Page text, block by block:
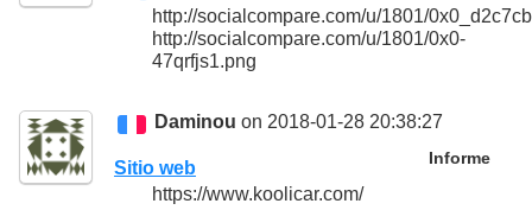
http://socialcompare.com/u/1801/
http://socialcompare.com/u/1801/0x0-
47qrfjs1.png
Daminou on 2018-01-28 20:38:27
Informe
Sitio web
https://www.koolicar.com/